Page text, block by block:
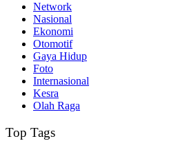
Network
Nasional
Ekonomi
Otomotif
Gaya Hidup
Foto
Internasional
Kesra
Olah Raga
Top Tags